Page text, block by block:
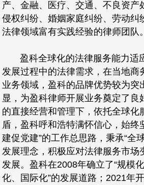
产、金融、医疗、交通、不良资产
侵权纠纷、婚姻家庭纠纷、劳动纠
法律领域富有实践经验的律师团队。
盈科全球化的法律服务能力适
发展过程中的法律需求，在当地商
业务领域，盈科的品牌优势较为突
显，为盈科律师开展业务奠定了良
的直接经营和管理下，依托全球化
盾，盈科呼和浩特满怀信心，始终
建促党建”的工作总思路，秉承“全
发展理念，积极应对法律服务市场
发展。盈科在2008年确立了“规模
化、国际化”的发展道路；2021年